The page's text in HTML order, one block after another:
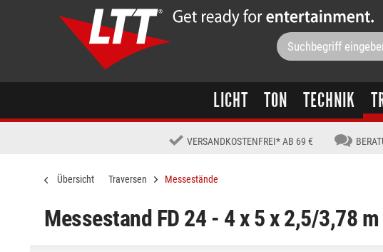
LICHT TON TECHNIK
VERSANDKOSTENFREI* AB 69 €
Übersicht Traversen Messestände
Messestand FD 24 - 4 x 5 x 2,5/3,78